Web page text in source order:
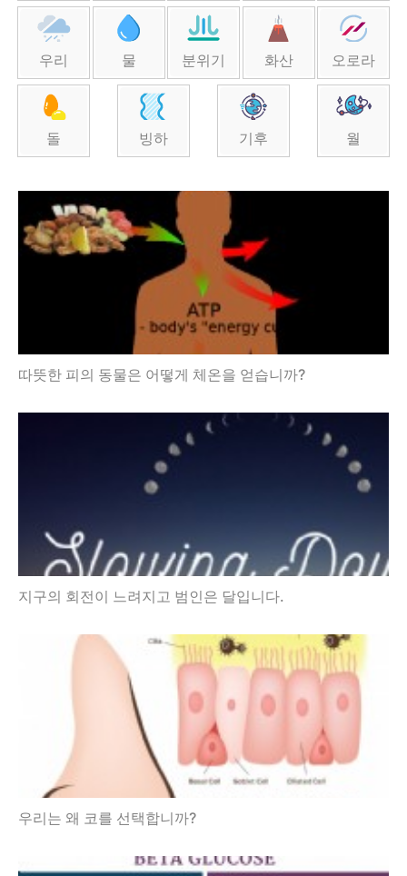
우리 물 분위기 화산 오로라
돌 빙하 기후 월
따뜻한 피의 동물은 어떻게 체온을 얻습니까?
지구의 회전이 느려지고 범인은 달입니다.
우리는 왜 코를 선택합니까?